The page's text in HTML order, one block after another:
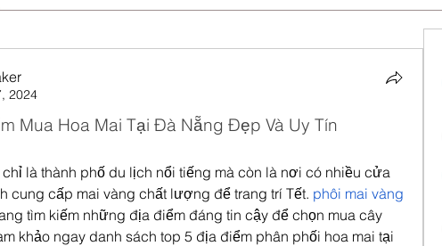
2024
Mua Hoa Mai Tại Đà Nẵng Đẹp Và Uy Tín
là thành phố du lịch nổi tiếng mà còn là nơi có nhiều cửa
cung cấp mai vàng chất lượng để trang trí Tết. phôi mai vàng
tìm kiếm những địa điểm đáng tin cậy để chọn mua cây
khảo ngay danh sách top 5 địa điểm phân phối hoa mai tại